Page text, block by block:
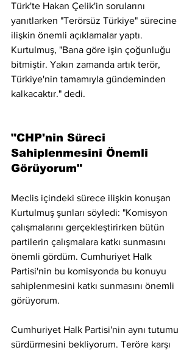
Türk'te Hakan Çelik'in sorularını
yanıtlarken "Terörsüz Türkiye" sürecine
ilişkin önemli açıklamalar yaptı.
Kurtulmuş, "Bana göre işin çoğunluğu
bitmiştir. Yakın zamanda artık terör,
Türkiye'nin tamamıyla gündeminden
kalkacaktır." dedi.
"CHP'nin Süreci
Sahiplenmesini Önemli
Görüyorum"
Meclis içindeki sürece ilişkin konuşan
Kurtulmuş şunları söyledi: "Komisyon
çalışmalarını gerçekleştirirken bütün
partilerin çalışmalara katkı sunmasını
önemli gördüm. Cumhuriyet Halk
Partisi'nin bu komisyonda bu konuyu
sahiplenmesini katkı sunmasını önemli
görüyorum.
Cumhuriyet Halk Partisi'nin aynı tutumu
sürdürmesini bekliyorum. Teröre karşı